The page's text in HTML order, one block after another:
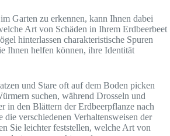
Garten zu erkennen, kann Ihnen dabei
Art von Schäden in Ihrem Erdbeerbeet
hinterlassen charakteristische Spuren
Ihnen helfen können, ihre Identität
und Stare oft auf dem Boden picken
suchen, während Drosseln und
in den Blättern der Erdbeerpflanze nach
die verschiedenen Verhaltensweisen der
Sie leichter feststellen, welche Art von